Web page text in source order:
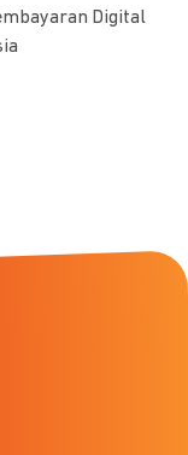
Digital